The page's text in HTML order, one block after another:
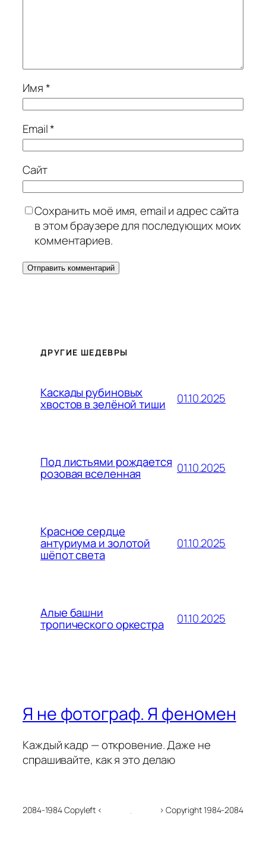
Имя*
Email*
Сайт
Сохранить моё имя, email и адрес сайта
в этом браузере для последующих моих
комментариев.
ДРУГИЕ ШЕДЕВРЫ
Каскады рубиновых
хвостов в зелёной тиши 01.10.2025
Под листьями рождается
розовая вселенная 01.10.2025
Красное сердце
антуриума и золотой
шёпот света
01.10.2025
Алые башни
тропического оркестра 01.10.2025
Я не фотограф. Я феномен
Каждый кадр — откровение. Даже не
спрашивайте, как я это делаю
2084-1984 Copyleft < > Copyright 1984-2084